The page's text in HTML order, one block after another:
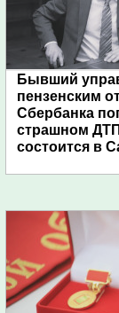
Бывший
пензенским
Сбербанка
страшном
состоится в